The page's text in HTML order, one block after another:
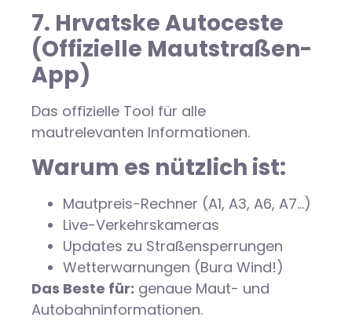
7. Hrvatske Autoceste
(Offizielle Mautstraßen-
App)
Das offizielle Tool für alle
mautrelevanten Informationen.
Warum es nützlich ist:
Mautpreis-Rechner (A1, A3, A6, A7…)
Live-Verkehrskameras
Updates zu Straßensperrungen
Wetterwarnungen (Bura Wind!)
Das Beste für: genaue Maut- und
Autobahninformationen.